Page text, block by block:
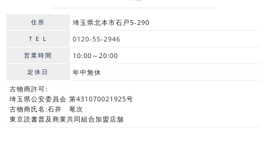
住所 埼玉県北本市石戸5-290
ＴＥＬ 0120-55-2946
営業時間 10:00～20:00
定休日
年中無休
古物商許可:
埼玉県公安委員会 第431070021925号
古物商氏名:石井 竜次
東京読書普及商業共同組合加盟店舗